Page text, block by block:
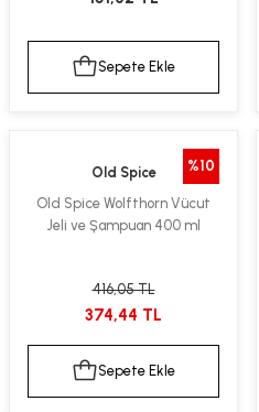
Sepete Ekle
%10
Old Spice
Old Spice Wolfthorn Vücut
Jeli ve Şampuan 400 ml
416,05 TL
374,44 TL
Sepete Ekle